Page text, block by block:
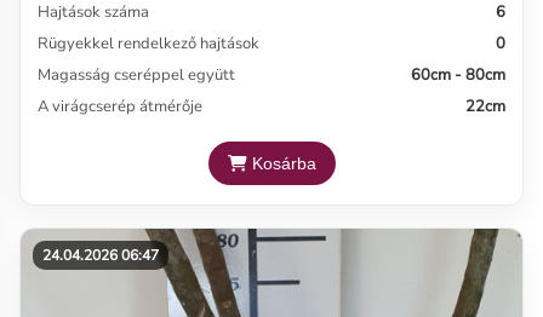
Hajtások száma
6
Rügyekkel rendelkező hajtások
0
Magasság cseréppel együtt
60cm - 80cm
A virágcserép átmérője
22cm
Kosárba
24.04.2026 06:47